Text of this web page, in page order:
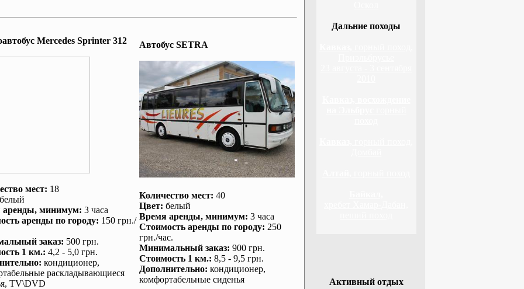
Mеrcedes Sprinter 312
мест: 18
белый
аренды, минимум: 3 часа
аренды по городу: 150 грн./
заказ: 500 грн.
1 км.: 4,2 - 5,0 грн.
: кондиционер,
раскладывающиеся
TV\DVD
Автобус SETRA
Количество мест: 40
Цвет: белый
Время аренды, минимум: 3 часа
Стоимость аренды по городу: 250
грн./час.
Минимальный заказ: 900 грн.
Стоимость 1 км.: 8,5 - 9,5 грн.
Дополнительно: кондиционер,
комфортабельные сиденья
Дальние походы
Активный отдых